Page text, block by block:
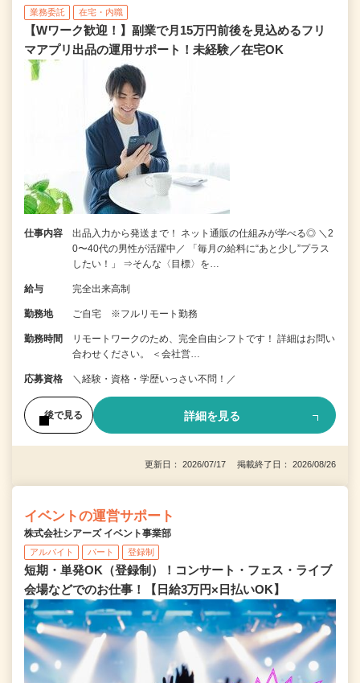
業務委託 在宅・内職
【Wワーク歓迎！】副業で月15万円前後を見込めるフリ
マアプリ出品の運用サポート！未経験／在宅OK
仕事内容
出品入力から発送まで！ ネット通販の仕組みが学べる◎ ＼2
0〜40代の男性が活躍中／ 「毎月の給料に“あと少し”プラス
したい！」 ⇒そんな〈目標〉を…
給与 完全出来高制
勤務地 ご自宅 ※フルリモート勤務
勤務時間
リモートワークのため、完全自由シフトです！ 詳細はお問い
合わせください。 ＜会社営…
応募資格 ＼経験・資格・学歴いっさい不問！／
後で見る 詳細を見る
更新日： 2026/07/17 掲載終了日： 2026/08/26
イベントの運営サポート
株式会社シアーズ イベント事業部
アルバイト パート 登録制
短期・単発OK（登録制）！コンサート・フェス・ライブ
会場などでのお仕事！【日給3万円×日払いOK】